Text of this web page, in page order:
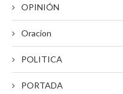
OPINIÓN
Oracion
POLITICA
PORTADA